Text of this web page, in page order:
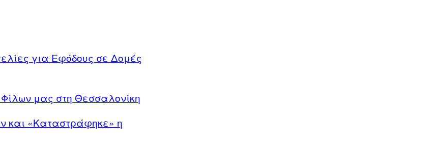
για Εφόδους σε Δομές
μας στη Θεσσαλονίκη
και «Καταστράφηκε» η